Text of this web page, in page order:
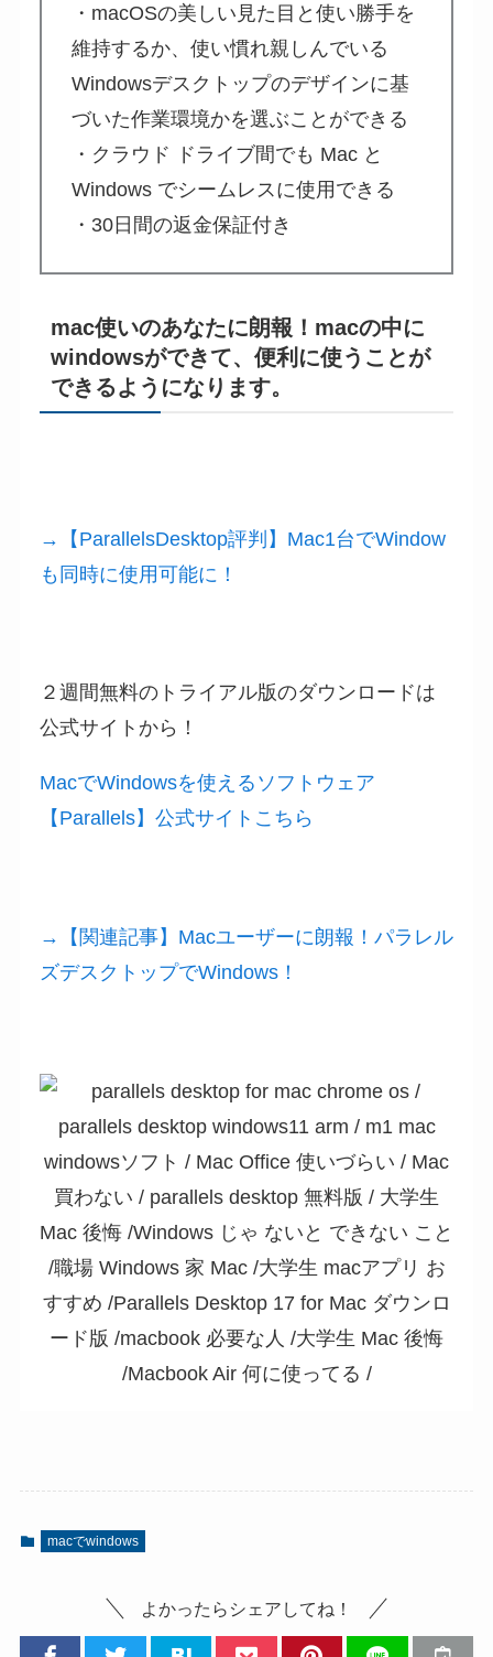
・macOSの美しい見た目と使い勝手を
維持するか、使い慣れ親しんでいる
Windowsデスクトップのデザインに基
づいた作業環境かを選ぶことができる
・クラウド ドライブ間でも Mac と
Windows でシームレスに使用できる
・30日間の返金保証付き
mac使いのあなたに朗報！macの中に
windowsができて、便利に使うことが
できるようになります。
→【ParallelsDesktop評判】Mac1台でWindow
も同時に使用可能に！
２週間無料のトライアル版のダウンロードは
公式サイトから！
MacでWindowsを使えるソフトウェア
【Parallels】公式サイトこちら
→【関連記事】Macユーザーに朗報！パラレル
ズデスクトップでWindows！
macでwindows
よかったらシェアしてね！